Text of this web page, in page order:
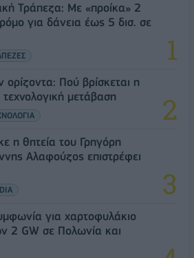
Τράπεζα: Με «προίκα» 2
για δάνεια έως 5 δισ. σε
Πού βρίσκεται η
μετάβαση
η θητεία του Γρηγόρη
Αλαφούζος επιστρέφει
για χαρτοφυλάκιο
2 GW σε Πολωνία και